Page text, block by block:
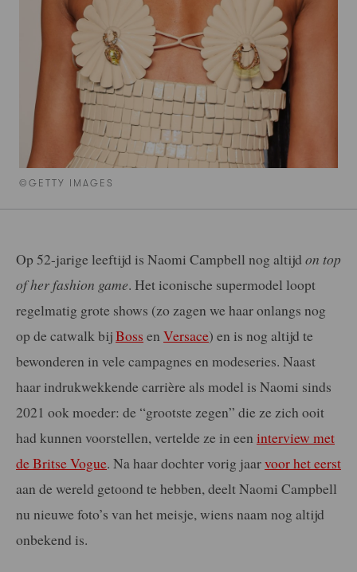
©GETTY IMAGES
Op 52-jarige leeftijd is Naomi Campbell nog altijd on top
of her fashion game. Het iconische supermodel loopt
regelmatig grote shows (zo zagen we haar onlangs nog
op de catwalk bijBoss en Versace) en is nog altijd te
bewonderen in vele campagnes en modeseries. Naast
haar indrukwekkende carrière als model is Naomi sinds
2021 ook moeder: de “grootste zegen” die ze zich ooit
had kunnen voorstellen, vertelde ze in een interview met
de Britse Vogue. Na haar dochter vorig jaarvoor het eerst
aan de wereld getoond te hebben, deelt Naomi Campbell
nu nieuwe foto’s van het meisje, wiens naam nog altijd
onbekend is.